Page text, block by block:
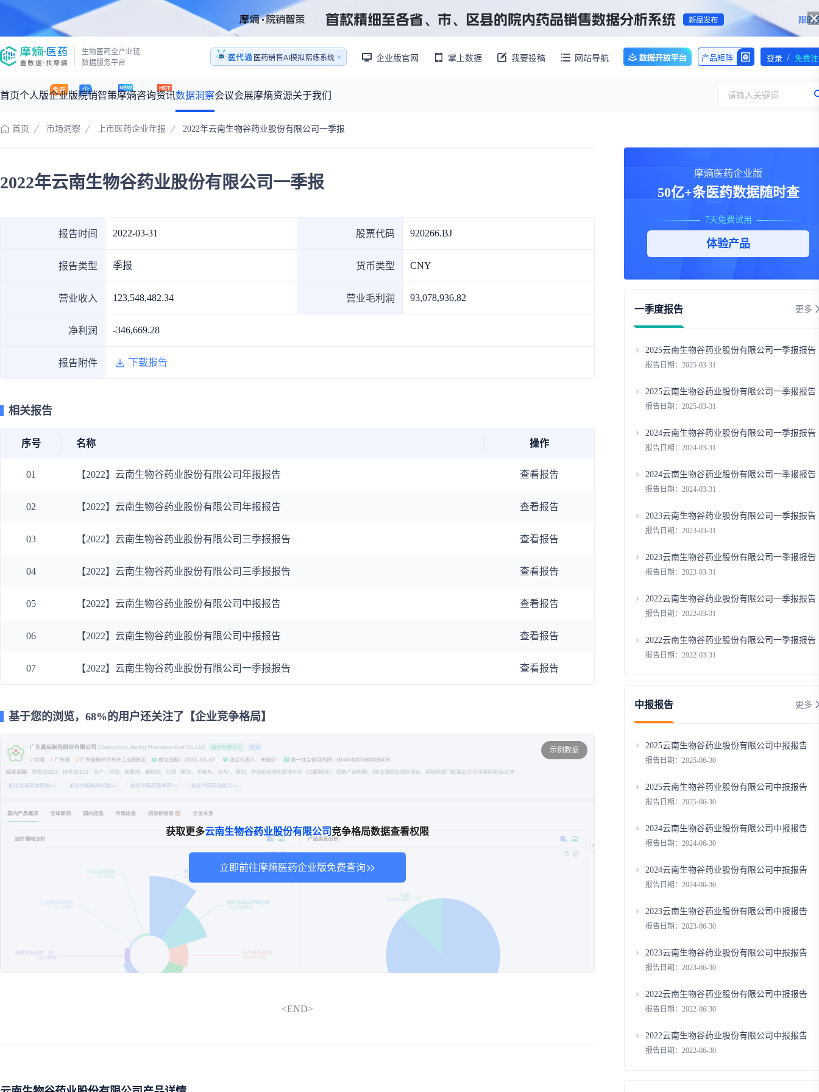
生物医药全产业链
数据服务平台
医代通 医药销售AI模拟陪练系统
1:1还原医生拜访场景
企业版官网 掌上数据 我要投稿 网站导航 产品矩阵 登录 / 免费
首页个人版企业版院销智策摩熵咨询
产品立项评估及管线规划
数据定制服务
投资决策与交易估值
最新
资讯
深度分析
过评精选
投融资
医药洞见
公司动态
研发注册政策
人事变动
审批动态
医药投融资
数据洞察
医药市场洞察中心 全球药物研发中心
政策法规
上市医药企业年报
会议会展摩熵资源
回放 从实验室到10亿爆款：创新药商业化的选择、组织与执行
王中健
关于我们
团队介绍
请输入关键词
首页 市场洞察 上市医药企业年报 2022年云南生物谷药业股份有限公司一季报
2022年云南生物谷药业股份有限公司一季报
报告时间 2022-03-31 股票代码 920266.BJ
报告类型 季报 货币类型 CNY
营业收入 123,548,482.34 营业毛利润 93,078,936.82
净利润 -346,669.28
报告附件 下载报告
相关报告
序号 名称 操作
01 【2022】云南生物谷药业股份有限公司年报报告 查看报告
02 【2022】云南生物谷药业股份有限公司年报报告 查看报告
03 【2022】云南生物谷药业股份有限公司三季报报告 查看报告
04 【2022】云南生物谷药业股份有限公司三季报报告 查看报告
05 【2022】云南生物谷药业股份有限公司中报报告 查看报告
06 【2022】云南生物谷药业股份有限公司中报报告 查看报告
07 【2022】云南生物谷药业股份有限公司一季报报告 查看报告
基于您的浏览，68%的用户还关注了【企业竞争格局】
获取更多云南生物谷药业股份有限公司竞争格局数据查看权限
立即前往摩熵医药企业版免费查询
示例数据
<END>
摩熵医药企业版
50亿+条医药数据随时查
7天免费试用
体验产品
一季度报告 更多
2025云南生物谷药业股份有限公司一季报报告
报告日期：2025-03-31
2025云南生物谷药业股份有限公司一季报报告
报告日期：2025-03-31
2024云南生物谷药业股份有限公司一季报报告
报告日期：2024-03-31
2024云南生物谷药业股份有限公司一季报报告
报告日期：2024-03-31
2023云南生物谷药业股份有限公司一季报报告
报告日期：2023-03-31
2023云南生物谷药业股份有限公司一季报报告
报告日期：2023-03-31
2022云南生物谷药业股份有限公司一季报报告
报告日期：2022-03-31
2022云南生物谷药业股份有限公司一季报报告
报告日期：2022-03-31
中报报告 更多
2025云南生物谷药业股份有限公司中报报告
报告日期：2025-06-30
2025云南生物谷药业股份有限公司中报报告
报告日期：2025-06-30
2024云南生物谷药业股份有限公司中报报告
报告日期：2024-06-30
2024云南生物谷药业股份有限公司中报报告
报告日期：2024-06-30
2023云南生物谷药业股份有限公司中报报告
报告日期：2023-06-30
2023云南生物谷药业股份有限公司中报报告
报告日期：2023-06-30
2022云南生物谷药业股份有限公司中报报告
报告日期：2022-06-30
2022云南生物谷药业股份有限公司中报报告
报告日期：2022-06-30